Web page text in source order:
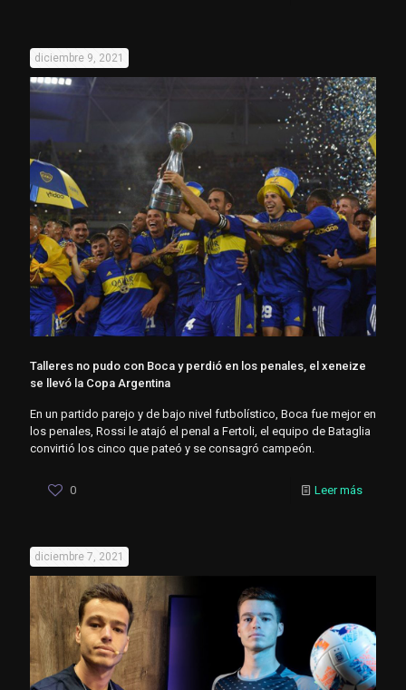
diciembre 9, 2021
Talleres no pudo con Boca y perdió en los penales, el xeneize
se llevó la Copa Argentina
En un partido parejo y de bajo nivel futbolístico, Boca fue mejor en
los penales, Rossi le atajó el penal a Fertoli, el equipo de Bataglia
convirtió los cinco que pateó y se consagró campeón.
0 Leer más
diciembre 7, 2021